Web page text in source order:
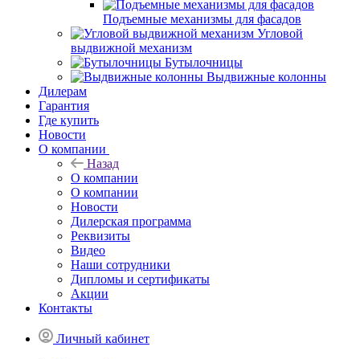
Подъемные механизмы для фасадов
Угловой
выдвижной механизм
Бутылочницы
Выдвижные колонны
Дилерам
Гарантия
Где купить
Новости
О компании
Назад
О компании
О компании
Новости
Дилерская программа
Реквизиты
Видео
Наши сотрудники
Дипломы и сертификаты
Акции
Контакты
Личный кабинет